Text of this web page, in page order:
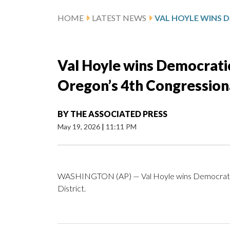
HOME LATEST NEWS
Val Hoyle wins
Oregon’s 4th
BY THE ASSOCIATED PRESS
May 19, 2026 | 11:11 PM
WASHINGTON (AP) — Val Hoyle wins
District.